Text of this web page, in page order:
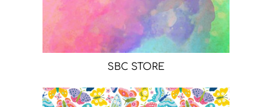
SBC STORE